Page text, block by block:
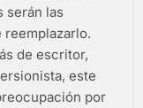
serán las
reemplazarlo.
de escritor,
este
por